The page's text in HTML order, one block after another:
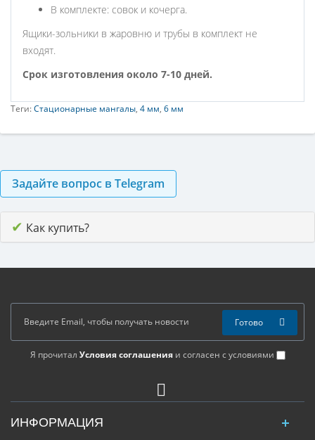
В комплекте: совок и кочерга.
Ящики-зольники в жаровню и трубы в комплект не
входят.
Срок изготовления около 7-10 дней.
Теги:Стационарные мангалы, 4 мм, 6 мм
Задайте вопрос в Telegram
✔ Как купить?
Я прочитал Условия соглашенияи согласен с условиями
Готово
ИНФОРМАЦИЯ